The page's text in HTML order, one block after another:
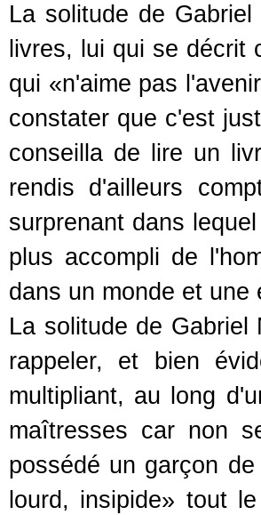
La solitude de
livres, lui qui se décrit
qui «n'aime pas
constater que c'est
conseilla de lire un
rendis d'ailleurs
surprenant dans
plus accompli de
dans un monde et
La solitude de Gabriel
rappeler, et bien
multipliant, au long
maîtresses car non
possédé un garçon
lourd, insipide» tout